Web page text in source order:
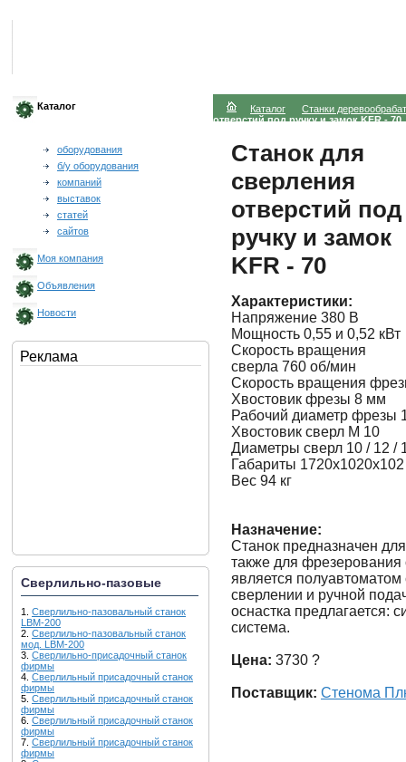
Каталог
оборудования
б/у оборудования
компаний
выставок
статей
сайтов
Моя компания
Объявления
Новости
Реклама
Сверлильно-пазовые
1. Сверлильно-пазовальный станок
LBM-200
2. Сверлильно-пазовальный станок
мод. LBM-200
3. Сверлильно-присадочный станок
фирмы
4. Сверлильный присадочный станок
фирмы
5. Сверлильный присадочный станок
фирмы
6. Сверлильный присадочный станок
фирмы
7. Сверлильный присадочный станок
фирмы
Каталог
Станки
отверстий под ручку и замок KFR - 70
Станок для
сверления
отверстий под
ручку и замок
KFR - 70
Характеристики:
Напряжение 380 В
Мощность 0,55 и 0,52 кВт
Скорость вращения
сверла 760 об/мин
Скорость вращения
Хвостовик фрезы 8 мм
Рабочий диаметр фрезы
Хвостовик сверл М 10
Диаметры сверл 10 / 12 /
Габариты 1720х1020х102
Вес 94 кг
Назначение:
Станок предназначен
также для фрезерования
является
сверлении и ручной
оснастка предлагается:
система.
Цена: 3730 ?
Поставщик: Стенома